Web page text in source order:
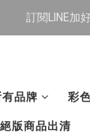
限時
訂閱LINE加
有品牌 彩
版商品出清